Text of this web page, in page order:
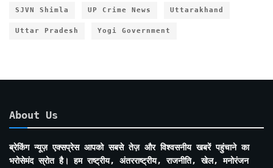
SJVN Shimla UP Crime News Uttarakhand
Uttar Pradesh Yogi Government
About Us
ब्रेकिंग न्यूज़ एक्सप्रेस आपको सबसे तेज़ और विश्वसनीय खबरें पहुंचाने का
भरोसेमंद स्रोत है। हम राष्ट्रीय, अंतरराष्ट्रीय, राजनीति, खेल, मनोरंजन